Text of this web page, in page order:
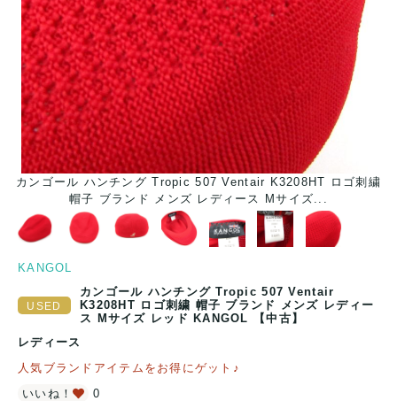
カンゴール ハンチング Tropic 507 Ventair K3208HT ロゴ刺繍
帽子 ブランド メンズ レディース Mサイズ...
KANGOL
カンゴール ハンチング Tropic 507 Ventair
K3208HT ロゴ刺繍 帽子 ブランド メンズ レディー
ス Mサイズ レッド KANGOL 【中古】
レディース
人気ブランドアイテムをお得にゲット♪
いいね！
0